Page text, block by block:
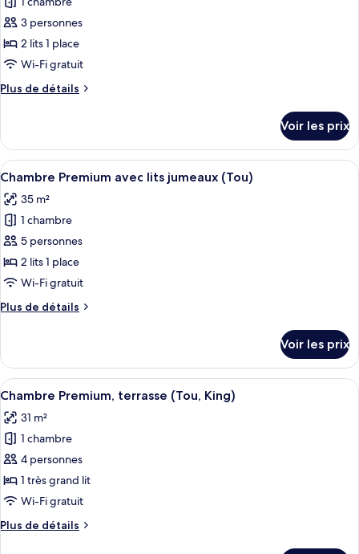
avec
lits
jumeaux
photos
pour
ce
type
chambre :
avec
lits
jumeaux
3 personnes
2 lits 1 place
Wi-Fi gratuit
Plus de détails
Plus
le
type
de
Chambre
Deluxe
avec
lits
jumeaux
Voir les prix
Afficher
toutes
les
photos
pour
ce
type
chambre :
avec
lits
jumeaux
(Tou)
Une chambre d’hôtel moderne avec
5
Chambre Premium avec lits jumeaux (Tou)
35 m²
1 chambre
5 personnes
2 lits 1 place
Wi-Fi gratuit
Plus de détails
Plus
le
type
de
Chambre
Premium
avec
lits
jumeaux
(Tou)
Voir les prix
Afficher
toutes
les
photos
pour
ce
type
chambre :
Une chambre à coucher moderne
9
Chambre Premium, terrasse (Tou, King)
31 m²
1 chambre
4 personnes
1 très grand lit
Wi-Fi gratuit
Plus de détails
Plus